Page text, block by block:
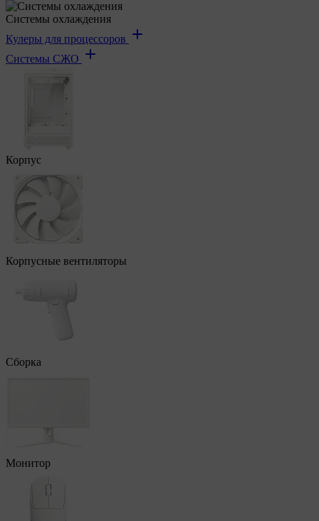
Системы охлаждения
Кулеры для процессоров
Системы СЖО
Корпус
Корпусные вентиляторы
Сборка
Монитор